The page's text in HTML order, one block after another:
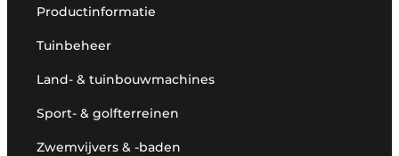
Productinformatie
Tuinbeheer
Land- & tuinbouwmachines
Sport- & golfterreinen
Zwemvijvers & -baden